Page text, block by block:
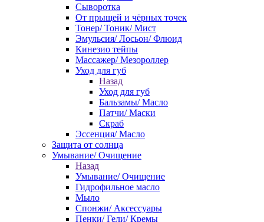
Сыворотка
От прыщей и чёрных точек
Тонер/ Тоник/ Мист
Эмульсия/ Лосьон/ Флюид
Кинезио тейпы
Массажер/ Мезороллер
Уход для губ
Назад
Уход для губ
Бальзамы/ Масло
Патчи/ Маски
Скраб
Эссенция/ Масло
Защита от солнца
Умывание/ Очищение
Назад
Умывание/ Очищение
Гидрофильное масло
Мыло
Спонжи/ Аксессуары
Пенки/ Гели/ Кремы